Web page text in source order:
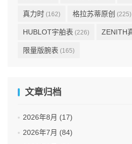
真力时 (162) 格拉苏蒂原创 (225)
HUBLOT宇舶表 (226) ZENITH
限量版腕表 (165)
文章归档
2026年8月 (17)
2026年7月 (84)